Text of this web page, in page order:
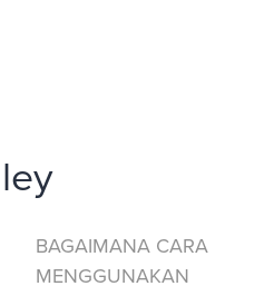
BAGAIMANA CARA
MENGGUNAKAN